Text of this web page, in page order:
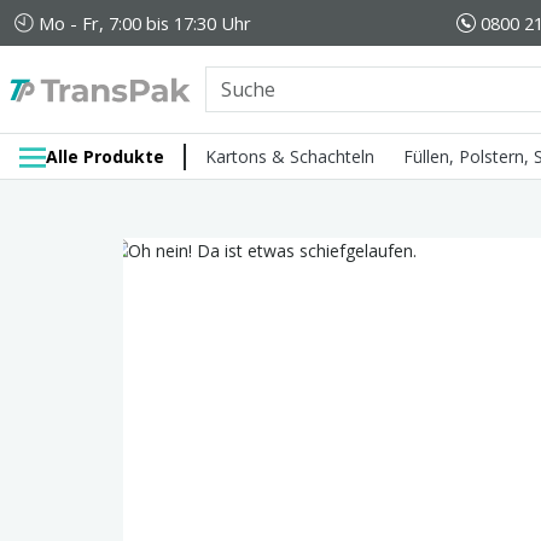
Mo - Fr, 7:00 bis 17:30 Uhr 0800
Alle Produkte Kartons & Schachteln Füllen, Polstern,